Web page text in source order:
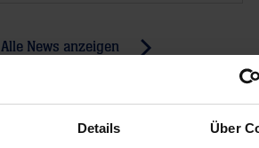
Details Über
Alle News anzeigen